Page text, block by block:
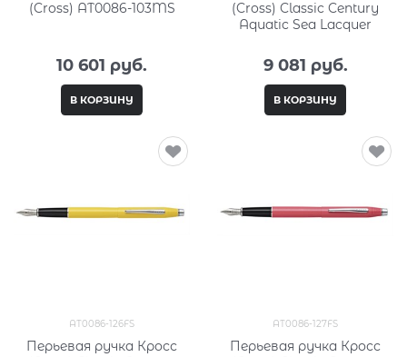
(Cross) AT0086-103MS
10 601 руб.
В КОРЗИНУ
(Cross) Classic Century
Aquatic Sea Lacquer
9 081 руб.
В КОРЗИНУ
AT0086-126FS
Перьевая ручка Кросс
AT0086-127FS
Перьевая ручка Кросс